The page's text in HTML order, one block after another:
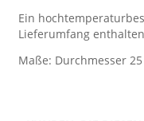
Ein
Lieferumfang
Maße: Durchmesser